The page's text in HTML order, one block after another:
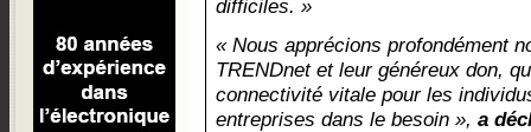
difficiles. »
« Nous apprécions profondément
TRENDnet et leur généreux don,
connectivité vitale pour les
entreprises dans le besoin », a